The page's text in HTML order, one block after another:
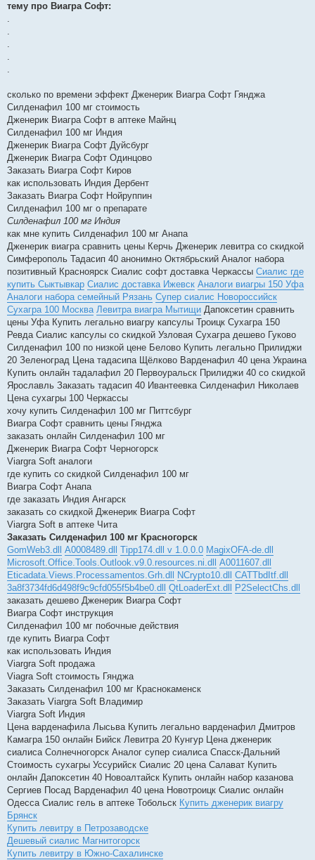
тему про Виагра Софт:
.
.
.
.
.
сколько по времени эффект Дженерик Виагра Софт Гянджа
Силденафил 100 мг стоимость
Дженерик Виагра Софт в аптеке Майнц
Силденафил 100 мг Индия
Дженерик Виагра Софт Дуйсбург
Дженерик Виагра Софт Одинцово
Заказать Виагра Софт Киров
как использовать Индия Дербент
Заказать Виагра Софт Нойруппин
Силденафил 100 мг о препарате
Силденафил 100 мг Индия
как мне купить Силденафил 100 мг Анапа
Дженерик виагра сравнить цены Керчь Дженерик левитра со скидкой
Симферополь Тадасип 40 анонимно Октябрьский Аналог набора
позитивный Красноярск Сиалис софт доставка Черкассы Сиалис где
купить Сыктывкар Сиалис доставка Ижевск Аналоги виагры 150 Уфа
Аналоги набора семейный Рязань Супер сиалис Новороссийск
Сухагра 100 Москва Левитра виагра Мытищи Дапоксетин сравнить
цены Уфа Купить легально виагру капсулы Троицк Сухагра 150
Ревда Сиалис капсулы со скидкой Узловая Сухагра дешево Гуково
Силденафил 100 по низкой цене Белово Купить легально Прилиджи
20 Зеленоград Цена тадасипа Щёлково Варденафил 40 цена Украина
Купить онлайн тадалафил 20 Первоуральск Прилиджи 40 со скидкой
Ярославль Заказать тадасип 40 Ивантеевка Силденафил Николаев
Цена сухагры 100 Черкассы
хочу купить Силденафил 100 мг Питтсбург
Виагра Софт сравнить цены Гянджа
заказать онлайн Силденафил 100 мг
Дженерик Виагра Софт Черногорск
Viargra Soft аналоги
где купить со скидкой Силденафил 100 мг
Виагра Софт Анапа
где заказать Индия Ангарск
заказать со скидкой Дженерик Виагра Софт
Viargra Soft в аптеке Чита
Заказать Силденафил 100 мг Красногорск
GomWeb3.dll
A0008489.dll Tipp174.dll v 1.0.0.0 MagixOFA-de.dll
Microsoft.Office.Tools.Outlook.v9.0.resources.ni.dll
A0011607.dll
Eticadata.Views.Processamentos.Grh.dll
NCrypto10.dll
CATTbdItf.dll
3a8f3734fd6d498f9c9cfd055f5b4be0.dll
QtLoaderExt.dll
P2SelectChs.dll
заказать дешево Дженерик Виагра Софт
Виагра Софт инструкция
Силденафил 100 мг побочные действия
где купить Виагра Софт
как использовать Индия
Viargra Soft продажа
Viagra Soft стоимость Гянджа
Заказать Силденафил 100 мг Краснокаменск
Заказать Viargra Soft Владимир
Viargra Soft Индия
Цена варденафила Лысьва Купить легально варденафил Дмитров
Камагра 150 онлайн Бийск Левитра 20 Кунгур Цена дженерик
сиалиса Солнечногорск Аналог супер сиалиса Спасск-Дальний
Стоимость сухагры Уссурийск Сиалис 20 цена Салават Купить
онлайн Дапоксетин 40 Новоалтайск Купить онлайн набор казанова
Сергиев Посад Варденафил 40 цена Новотроицк Сиалис онлайн
Одесса Сиалис гель в аптеке Тобольск Купить дженерик виагру
Брянск
Купить левитру в Петрозаводске
Дешевый сиалис Магнитогорск
Купить левитру в Южно-Сахалинске